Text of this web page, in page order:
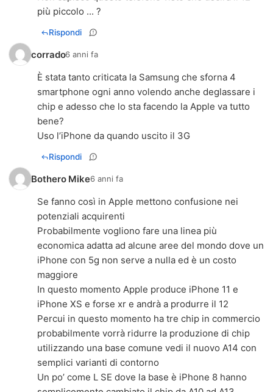
più piccolo ... ?
Rispondi
corrado6 anni fa
È stata tanto criticata la Samsung che sforna 4
smartphone ogni anno volendo anche deglassare i
chip e adesso che lo sta facendo la Apple va tutto
bene?
Uso l’iPhone da quando uscito il 3G
Rispondi
Bothero Mike6 anni fa
Se fanno così in Apple mettono confusione nei
potenziali acquirenti
Probabilmente vogliono fare una linea più
economica adatta ad alcune aree del mondo dove un
iPhone con 5g non serve a nulla ed è un costo
maggiore
In questo momento Apple produce iPhone 11 e
iPhone XS e forse xr e andrà a produrre il 12
Percui in questo momento ha tre chip in commercio
probabilmente vorrà ridurre la produzione di chip
utilizzando una base comune vedi il nuovo A14 con
semplici varianti di contorno
Un po’ come L SE dove la base è iPhone 8 hanno